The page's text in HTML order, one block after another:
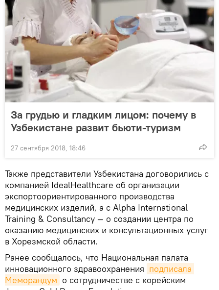
За грудью и гладким лицом: почему в
Узбекистане развит бьюти-туризм
27 сентября 2018, 18:46
Также представители Узбекистана договорились с
компанией IdealHealthcare об организации
экспортоориентированного производства
медицинских изделий, а с Alpha International
Training & Consultancy — о создании центра по
оказанию медицинских и консультационных услуг
в Хорезмской области.
Ранее сообщалось, что Национальная палата
инновационного здравоохранения подписала
Меморандум о сотрудничестве с корейским